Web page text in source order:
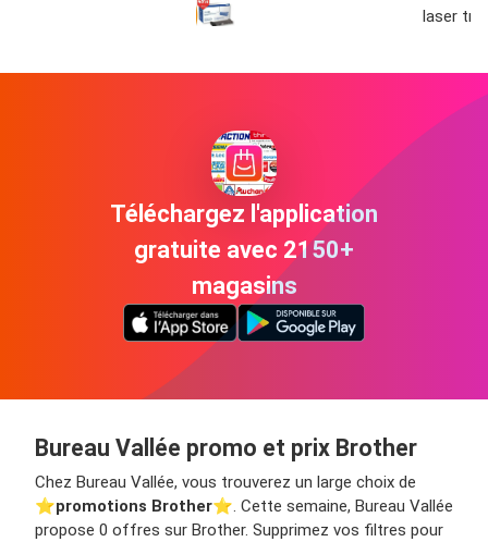
laser
Téléchargez l'application
gratuite avec 2150+
magasins
Bureau Vallée promo et prix Brother
Chez Bureau Vallée, vous trouverez un large choix de
⭐️promotions Brother⭐️. Cette semaine, Bureau Vallée
propose 0 offres sur Brother. Supprimez vos filtres pour